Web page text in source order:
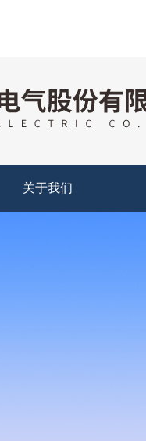
关于我们